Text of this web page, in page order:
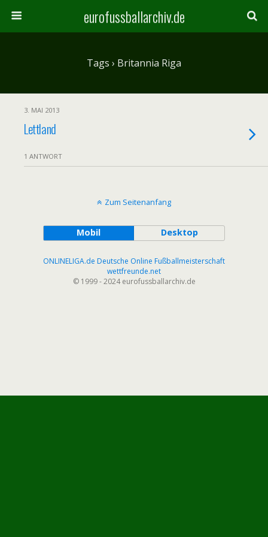
eurofussballarchiv.de
Tags › Britannia Riga
3. MAI 2013
Lettland
1 ANTWORT
Zum Seitenanfang
Mobil Desktop
ONLINELIGA.de Deutsche Online Fußballmeisterschaft
wettfreunde.net
© 1999 - 2024 eurofussballarchiv.de